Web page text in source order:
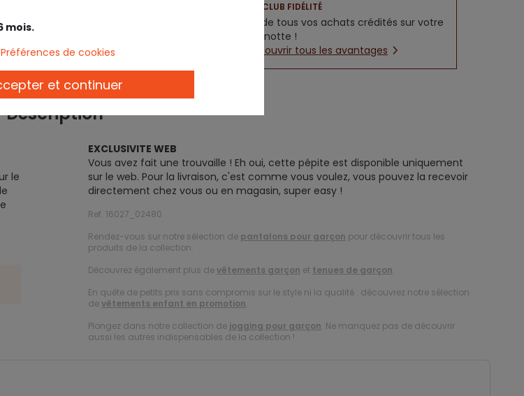
CLUB FIDÉLITÉ
5% de tous vos achats crédités sur votre
cagnotte !
Découvrir tous les avantages
Description
le
EXCLUSIVITE WEB
Vous avez fait une trouvaille ! Eh oui, cette pépite est disponible uniquement
sur le web. Pour la livraison, c'est comme vous voulez, vous pouvez la recevoir
directement chez vous ou en magasin, super easy !
Ref. 16027_02480
Rendez-vous sur notre sélection de pantalons pour garçon pour découvrir tous les
produits de la collection.
Découvrez également plus devêtements garçon et tenues de garçon.
En quête de petits prix sans compromis sur le style ni la qualité : découvrez notre sélection
devêtements enfant en promotion.
Plongez dans notre collection de jogging pour garçon. Ne manquez pas de découvrir
aussi les autres indispensables de la collection !
mois.
Préférences de cookies
et continuer